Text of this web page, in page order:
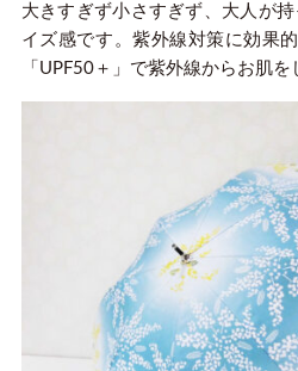
大きすぎず小さすぎず、大人が
イズ感です。紫外線対策に効果
「UPF50＋」で紫外線からお肌を